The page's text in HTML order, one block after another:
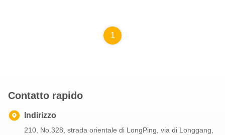
1
Contatto rapido
Indirizzo
210, No.328, strada orientale di LongPing, via di Longgang,